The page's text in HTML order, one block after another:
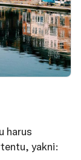
harus
yakni: